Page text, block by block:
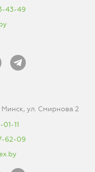
43-49
Минск, ул. Смирнова 2
01-11
62-09